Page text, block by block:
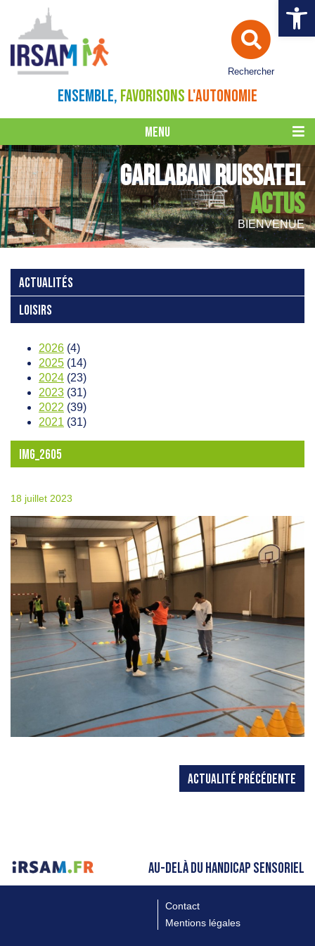
Ouvrir
Rechercher
ENSEMBLE, FAVORISONS L'AUTONOMIE
MENU
GARLABAN RUISSATEL
ACTUS
BIENVENUE
ACTUALITÉS
LOISIRS
2026 (4)
2025 (14)
2024 (23)
2023 (31)
2022 (39)
2021 (31)
IMG_2605
18 juillet 2023
ACTUALITÉ PRÉCÉDENTE
AU-DELÀ DU HANDICAP SENSORIEL
Contact
Mentions légales